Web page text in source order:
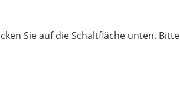
Sie auf die Schaltfläche unten. Bitte